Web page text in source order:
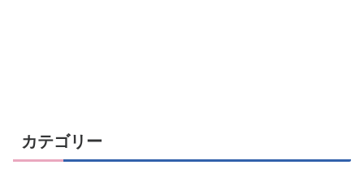
カテゴリー